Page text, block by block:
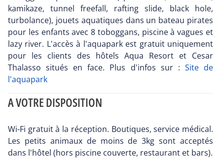
kamikaze, tunnel freefall, rafting slide, black hole,
turbolance), jouets aquatiques dans un bateau pirates
pour les enfants avec 8 toboggans, piscine à vagues et
lazy river. L'accès à l'aquapark est gratuit uniquement
pour les clients des hôtels Aqua Resort et Cesar
Thalasso situés en face. Plus d'infos sur : Site de
l'aquapark
A VOTRE DISPOSITION
Wi-Fi gratuit à la réception. Boutiques, service médical.
Les petits animaux de moins de 3kg sont acceptés
dans l'hôtel (hors piscine couverte, restaurant et bars).